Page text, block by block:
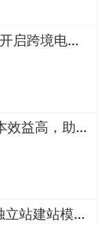
自动化SaaS建站解决方案，快速开启跨境电商业务：YOYOYUN跨境电商建站
开源多商家电商系统：灵活、成本效益高，助力商家拓展全球市场
OpenCart vs Shopify看看哪种独立站建站模式更适合您的跨境电商业务？